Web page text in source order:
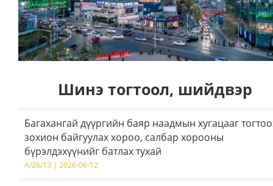
Шинэ тогтоол, шийдвэр
Багахангай дүүргийн баяр наадмын хугацааг
зохион байгуулах хороо, салбар хорооны
бүрэлдэхүүнийг батлах тухай
A/26/13 | 2026-06-12